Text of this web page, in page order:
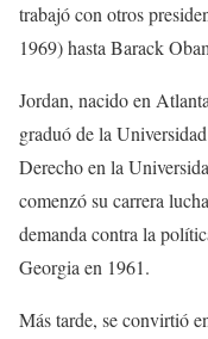
trabajó con otros
1969) hasta Barack
Jordan, nacido en
graduó de la
Derecho en la
comenzó su carrera
demanda contra la
Georgia en 1961.
Más tarde, se convirtió